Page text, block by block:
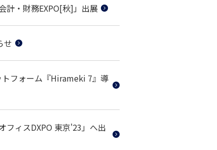
計・財務EXPO[秋]」出展
せ
トフォーム『Hirameki 7』導
フィスDXPO 東京'23」へ出